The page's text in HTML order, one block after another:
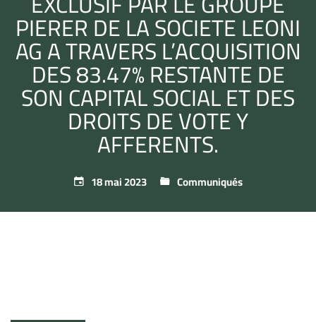
PIERER DE LA SOCIETE LEONI
AG A TRAVERS L’ACQUISITION
DES 83.47% RESTANTE DE
SON CAPITAL SOCIAL ET DES
DROITS DE VOTE Y
AFFERENTS.
18 mai 2023 Communiqués